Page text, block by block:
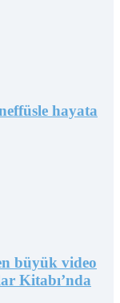
hayata
büyük video
Kitabı’nda